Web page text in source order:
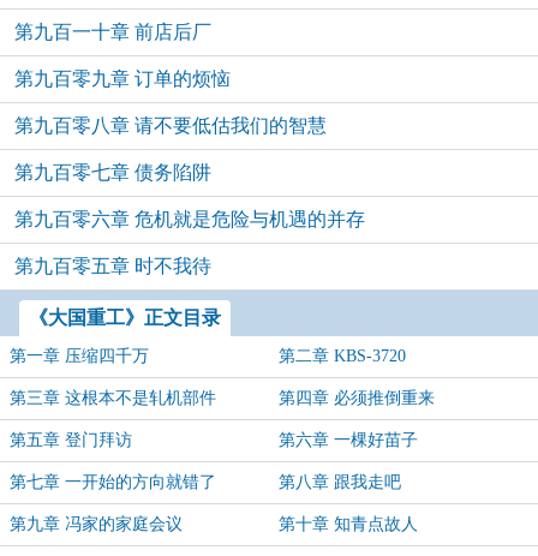
第九百一十章 前店后厂
第九百零九章 订单的烦恼
第九百零八章 请不要低估我们的智慧
第九百零七章 债务陷阱
第九百零六章 危机就是危险与机遇的并存
第九百零五章 时不我待
《大国重工》正文目录
第一章 压缩四千万 第二章 KBS-3720
第三章 这根本不是轧机部件 第四章 必须推倒重来
第五章 登门拜访 第六章 一棵好苗子
第七章 一开始的方向就错了 第八章 跟我走吧
第九章 冯家的家庭会议 第十章 知青点故人